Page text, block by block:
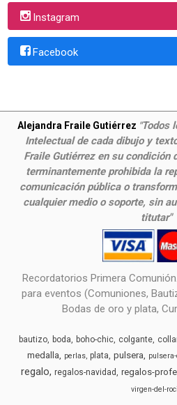
Instagram
Facebook
Alejandra Fraile Gutiérrez "Todos
Intelectual de cada dibujo y
Fraile Gutiérrez en su condición
terminantemente prohibida la
comunicación pública o
cualquier medio o soporte, sin
titutar"
Recordatorios Primera
para eventos (Comuniones,
Bodas de oro y plata,
bautizo boda boho-chic colgante
medalla perlas plata pulsera
regalo regalos-navidad regalos-
virgen-del-